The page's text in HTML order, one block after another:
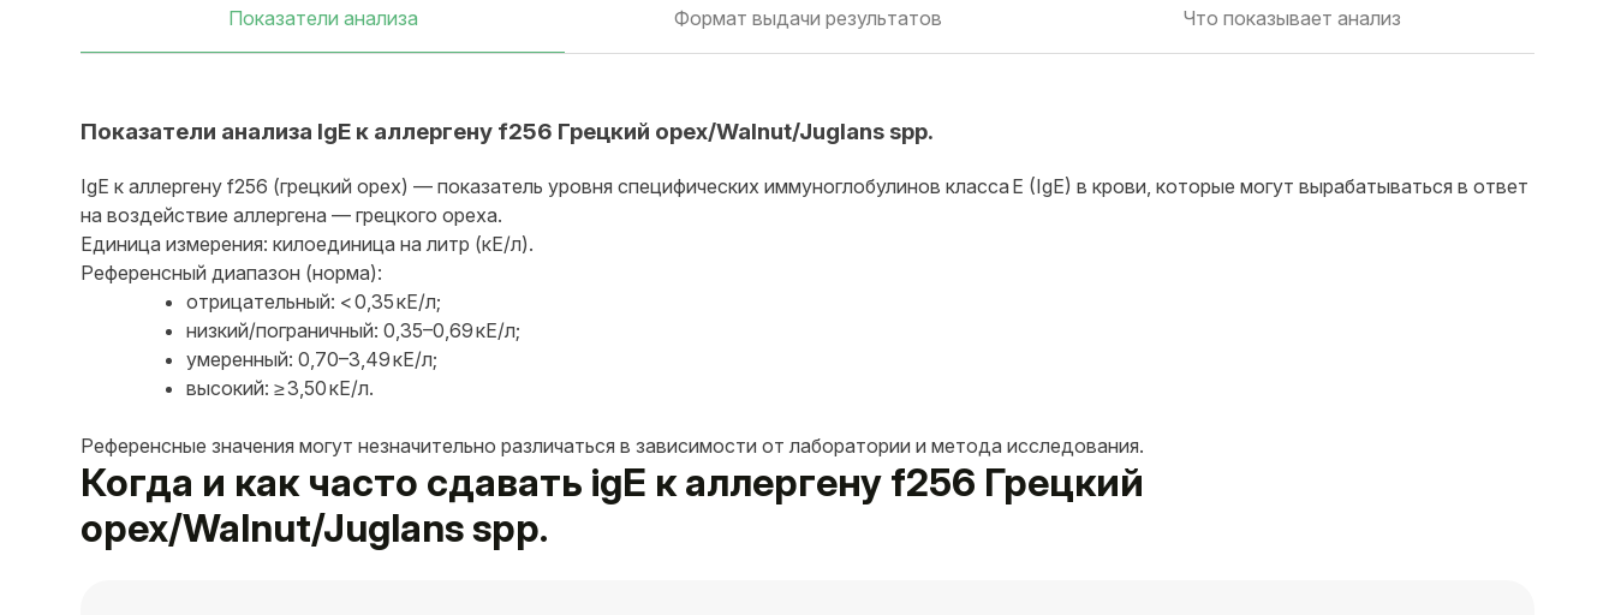
Показатели анализа Формат выдачи результатов Что показывает анализ
Показатели анализа IgE к аллергену f256 Грецкий орех/Walnut/Juglans spp.
IgE к аллергену f256 (грецкий орех) — показатель уровня специфических иммуноглобулинов класса E (IgE) в крови, которые могут вырабатываться в ответ
на воздействие аллергена — грецкого ореха.
Единица измерения: килоединица на литр (кЕ/л).
Референсный диапазон (норма):
отрицательный: < 0,35 кЕ/л;
низкий/пограничный: 0,35–0,69 кЕ/л;
умеренный: 0,70–3,49 кЕ/л;
высокий: ≥ 3,50 кЕ/л.
Референсные значения могут незначительно различаться в зависимости от лаборатории и метода исследования.
Когда и как часто сдавать igE к аллергену f256 Грецкий
орех/Walnut/Juglans spp.